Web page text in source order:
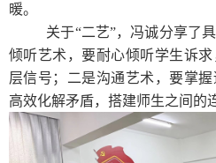
暖。
关于“二艺”，冯诚分享了
倾听艺术，要耐心倾听学生诉
层信号；二是沟通艺术，要掌握
高效化解矛盾，搭建师生之间的